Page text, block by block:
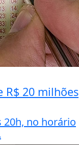
R$ 20 milhões
20h, no horário